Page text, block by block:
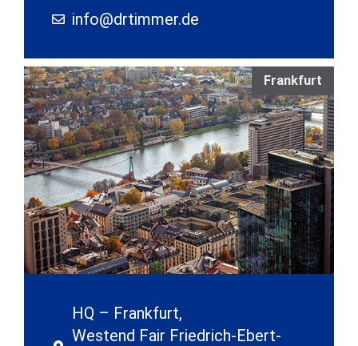
info@drtimmer.de
Frankfurt
HQ – Frankfurt,
Westend Fair Friedrich-Ebert-